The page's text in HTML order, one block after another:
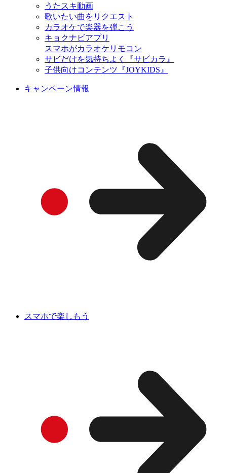
うたスキ動画
歌いたい曲をリクエスト
カラオケで楽器を弾こう
キョクナビアプリ
スマホがカラオケリモコン
サビだけを気持ちよく『サビカラ』
子供向けコンテンツ『JOYKIDS』
キャンペーン情報
スマホで楽しもう